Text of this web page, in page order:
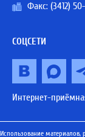
Факс: (3412)
СОЦСЕТИ
Интернет-
Использование материалов,